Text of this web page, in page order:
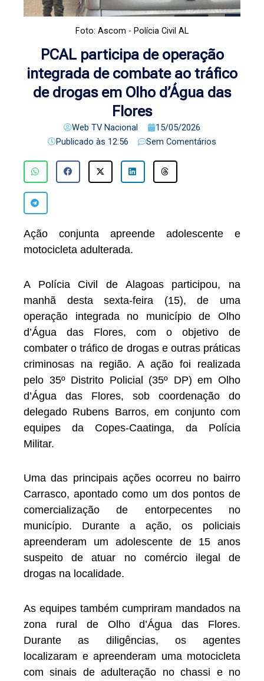
Foto: Ascom - Polícia Civil AL
PCAL participa de operação
integrada de combate ao tráfico
de drogas em Olho d’Água das
Flores
Web TV Nacional
15/05/2026
Publicado às 12:56 Sem Comentários
Ação conjunta apreende adolescente e
motocicleta adulterada.
A Polícia Civil de Alagoas participou, na
manhã desta sexta-feira (15), de uma
operação integrada no município de Olho
d’Água das Flores, com o objetivo de
combater o tráfico de drogas e outras práticas
criminosas na região. A ação foi realizada
pelo 35º Distrito Policial (35º DP) em Olho
d’Água das Flores, sob coordenação do
delegado Rubens Barros, em conjunto com
equipes da Copes-Caatinga, da Polícia
Militar.
Uma das principais ações ocorreu no bairro
Carrasco, apontado como um dos pontos de
comercialização de entorpecentes no
município. Durante a ação, os policiais
apreenderam um adolescente de 15 anos
suspeito de atuar no comércio ilegal de
drogas na localidade.
As equipes também cumpriram mandados na
zona rural de Olho d’Água das Flores.
Durante as diligências, os agentes
localizaram e apreenderam uma motocicleta
com sinais de adulteração no chassi e no